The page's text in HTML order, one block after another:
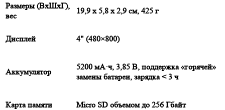
Размеры (ВxШxГ),
вес
19,9 х 5,8 х 2,9 см, 425 г
Дисплей 4" (480×800)
Аккумулятор
5200 мА·ч, 3,85 В, поддержка «горячей»
замены батареи, зарядка < 3 ч
Карта памяти Micro SD объемом до 256 Гбайт